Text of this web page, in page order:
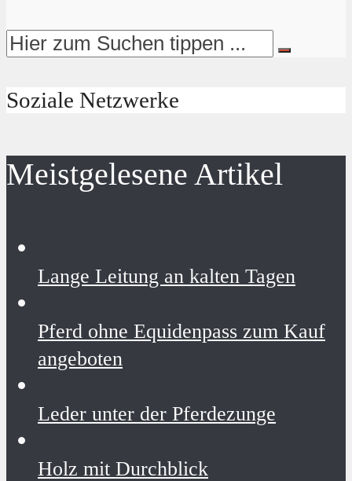
Soziale Netzwerke
Meistgelesene Artikel
Lange Leitung an kalten Tagen
Pferd ohne Equidenpass zum Kauf
angeboten
Leder unter der Pferdezunge
Holz mit Durchblick